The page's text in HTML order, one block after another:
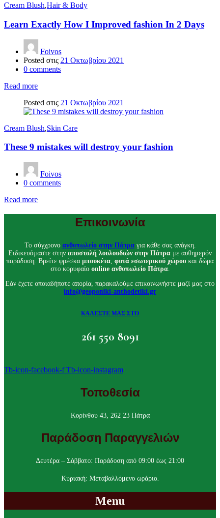
Cream Blush,Hair & Body
Learn Exactly How I Improved fashion In 2 Days
Foivos
Posted στις 21 Οκτωβρίου 2021
0 comments
Read more
Posted στις 21 Οκτωβρίου 2021
Cream Blush,Skin Care
These 9 mistakes will destroy your fashion
Foivos
0 comments
Read more
Επικοινωνία
Το σύγχρονο ανθοπωλείο στην Πάτραγια κάθε σας ανάγκη.
Ειδικευόμαστε στην αποστολή λουλουδιών στην Πάτρα με αυθημερόν
παράδοση. Βρείτε φρέσκα μπουκέτα φυτά εσωτερικού χώρου και δώρα
στο κορυφαίο online ανθοπωλείο Πάτρα.
Εάν έχετε οποιαδήποτε απορία, παρακαλούμε επικοινωνήστε μαζί μας στο
info@geoponiki-anthodetiki.gr
ΚΑΛΕΣΤΕ ΜΑΣ ΣΤΟ
261 550 8091
Tb-icon-facebook-f Tb-icon-instagram
Τοποθεσία
Κορίνθου 43, 262 23 Πάτρα
Παράδοση Παραγγελιών
Δευτέρα – Σάββατο: Παράδοση από 09:00 έως 21:00
Κυριακή: Μεταβαλλόμενο ωράριο.
Menu